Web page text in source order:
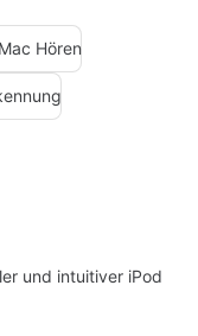
Hören
und intuitiver iPod